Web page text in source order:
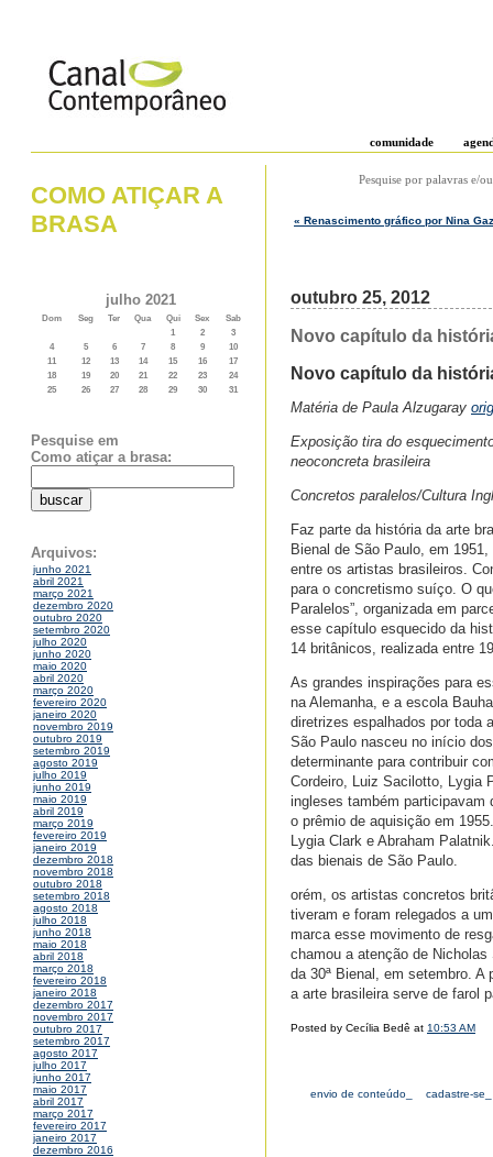
comunidade
COMO ATIÇAR A
BRASA
julho 2021
Dom Seg Ter Qua Qui Sex
Sab
1
2
3
4
5 6 7 8 9
10
11
12 13 14 15 16
17
18
19 20 21 22 23
24
25
26 27 28 29 30 31
Pesquise em
Como atiçar a brasa:
Arquivos:
junho 2021
abril 2021
março 2021
dezembro 2020
outubro 2020
setembro 2020
julho 2020
junho 2020
maio 2020
abril 2020
março 2020
fevereiro 2020
janeiro 2020
novembro 2019
outubro 2019
setembro 2019
agosto 2019
julho 2019
junho 2019
maio 2019
abril 2019
março 2019
fevereiro 2019
janeiro 2019
dezembro 2018
novembro 2018
outubro 2018
setembro 2018
agosto 2018
julho 2018
junho 2018
maio 2018
abril 2018
março 2018
fevereiro 2018
janeiro 2018
dezembro 2017
novembro 2017
outubro 2017
setembro 2017
agosto 2017
julho 2017
junho 2017
maio 2017
abril 2017
março 2017
fevereiro 2017
janeiro 2017
dezembro 2016
Pesquise por palavras e/
« Renascimento gráfico por Nina
outubro 25, 2012
Novo capítulo da
Novo capítulo da
Matéria de Paula Alzugaray
Exposição tira do
neoconcreta brasileira
Concretos paralelos/Cultura
Faz parte da história da arte
Bienal de São Paulo, em
entre os artistas brasileiros.
para o concretismo suíço. O
Paralelos”, organizada em
esse capítulo esquecido da
14 britânicos, realizada entre
As grandes inspirações para
na Alemanha, e a escola
diretrizes espalhados por toda
São Paulo nasceu no início
determinante para contribuir
Cordeiro, Luiz Sacilotto, Lygia
ingleses também participavam
o prêmio de aquisição em
Lygia Clark e Abraham
das bienais de São Paulo.
orém, os artistas concretos
tiveram e foram relegados a
marca esse movimento de
chamou a atenção de
da 30ª Bienal, em setembro.
a arte brasileira serve de farol
Posted by Cecília Bedê at 10:53 AM
envio de conteúdo_ cadastre-se_